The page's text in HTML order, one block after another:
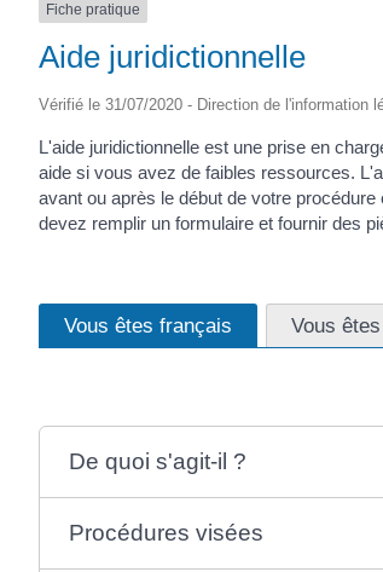
Fiche pratique
Aide juridictionnelle
Vérifié le 31/07/2020 - Direction de l'information
L'aide juridictionnelle est une prise en
aide si vous avez de faibles ressources.
avant ou après le début de votre
devez remplir un formulaire et fournir des
Vous êtes français Vous
De quoi s'agit-il ?
Procédures visées